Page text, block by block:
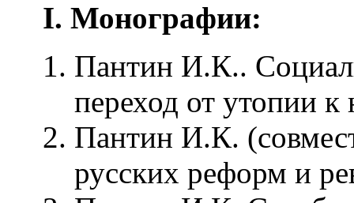
I. Монографии:
Пантин И.К..
переход от утопии
Пантин И.К.
русских реформ и